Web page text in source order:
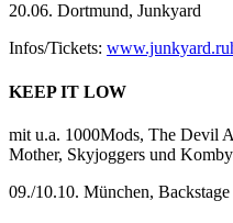
20.06. Dortmund, Junkyard
Infos/Tickets:
KEEP IT LOW
mit u.a. 1000Mods, The Devil
Mother, Skyjoggers und
09./10.10. München, Backstage